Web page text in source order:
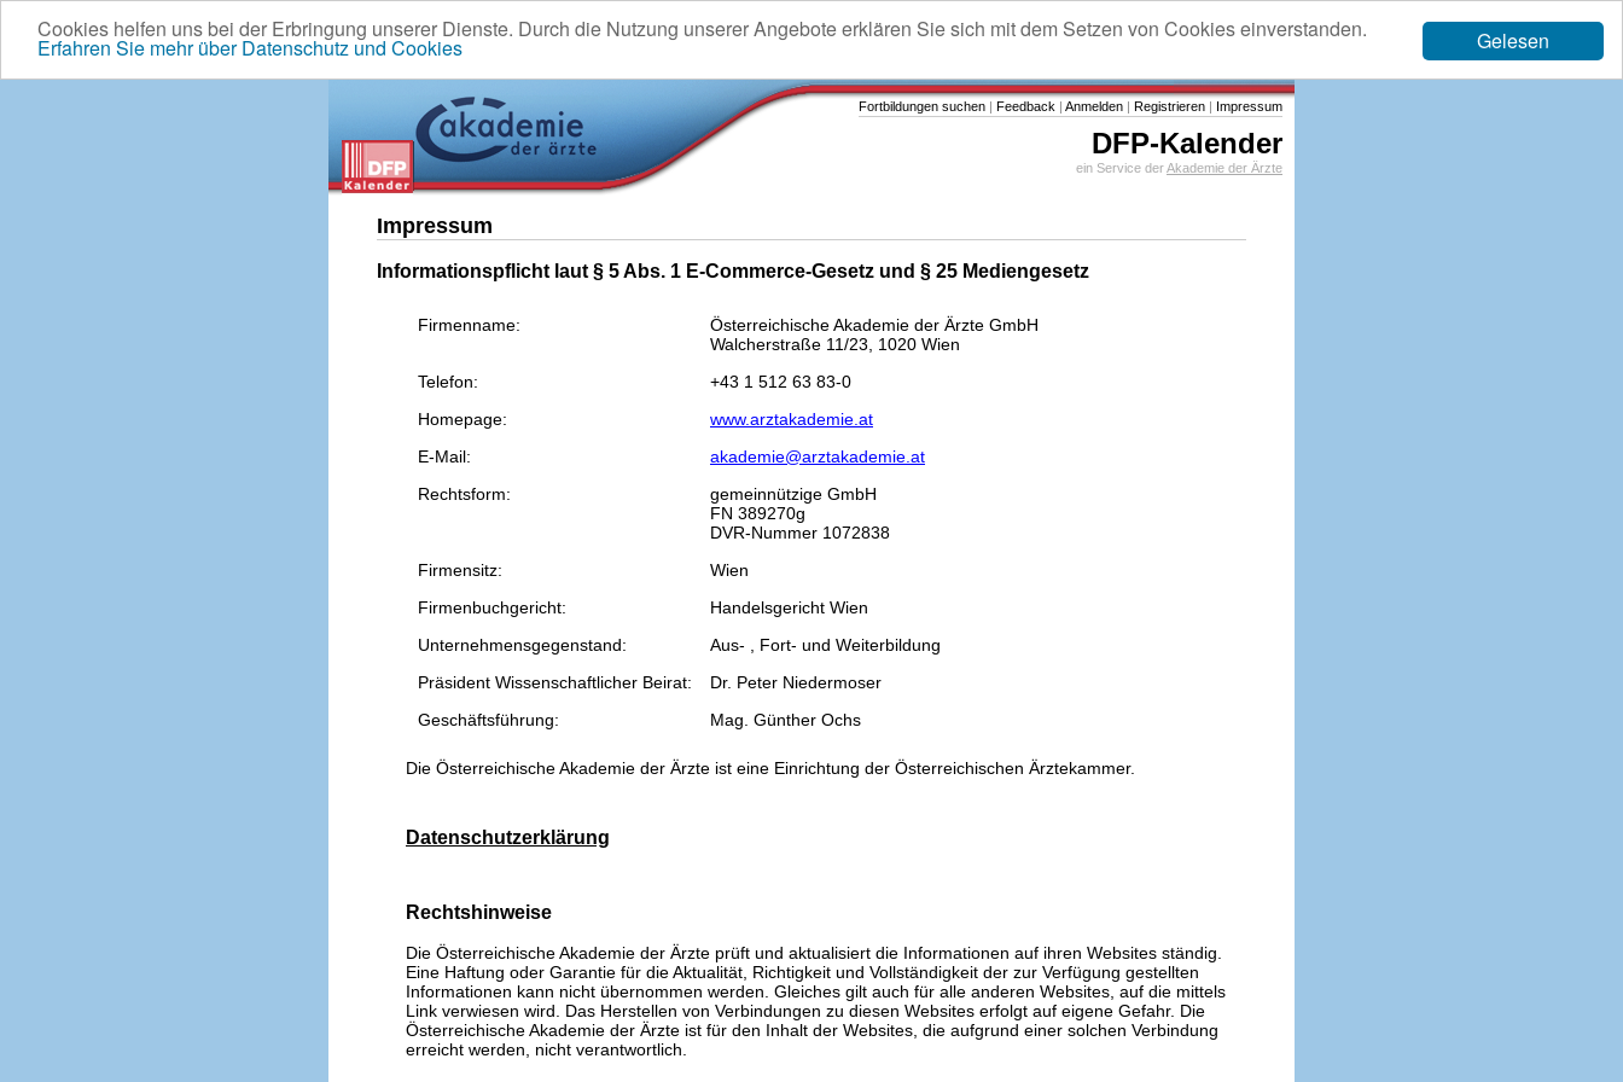
Gelesen
Cookies helfen uns bei der Erbringung unserer Dienste. Durch die Nutzung unserer Angebote erklären Sie sich mit dem Setzen von Cookies einverstanden.
Erfahren Sie mehr über Datenschutz und Cookies
Fortbildungen suchen | Feedback | Anmelden | Registrieren | Impressum
DFP-Kalender
ein Service derAkademie der Ärzte
Impressum
Informationspflicht laut § 5 Abs. 1 E-Commerce-Gesetz und § 25 Mediengesetz
Firmenname:
Österreichische Akademie der Ärzte GmbH
Walcherstraße 11/23, 1020 Wien
Telefon:
+43 1 512 63 83-0
Homepage:
www.arztakademie.at
E-Mail:
akademie@arztakademie.at
Rechtsform:
gemeinnützige GmbH
FN 389270g
DVR-Nummer 1072838
Firmensitz:
Wien
Firmenbuchgericht:
Handelsgericht Wien
Unternehmensgegenstand:
Aus- , Fort- und Weiterbildung
Präsident Wissenschaftlicher Beirat:
Dr. Peter Niedermoser
Geschäftsführung:
Mag. Günther Ochs
Die Österreichische Akademie der Ärzte ist eine Einrichtung der Österreichischen Ärztekammer.
Datenschutzerklärung
Rechtshinweise
Die Österreichische Akademie der Ärzte prüft und aktualisiert die Informationen auf ihren Websites ständig.
Eine Haftung oder Garantie für die Aktualität, Richtigkeit und Vollständigkeit der zur Verfügung gestellten
Informationen kann nicht übernommen werden. Gleiches gilt auch für alle anderen Websites, auf die mittels
Link verwiesen wird. Das Herstellen von Verbindungen zu diesen Websites erfolgt auf eigene Gefahr. Die
Österreichische Akademie der Ärzte ist für den Inhalt der Websites, die aufgrund einer solchen Verbindung
erreicht werden, nicht verantwortlich.